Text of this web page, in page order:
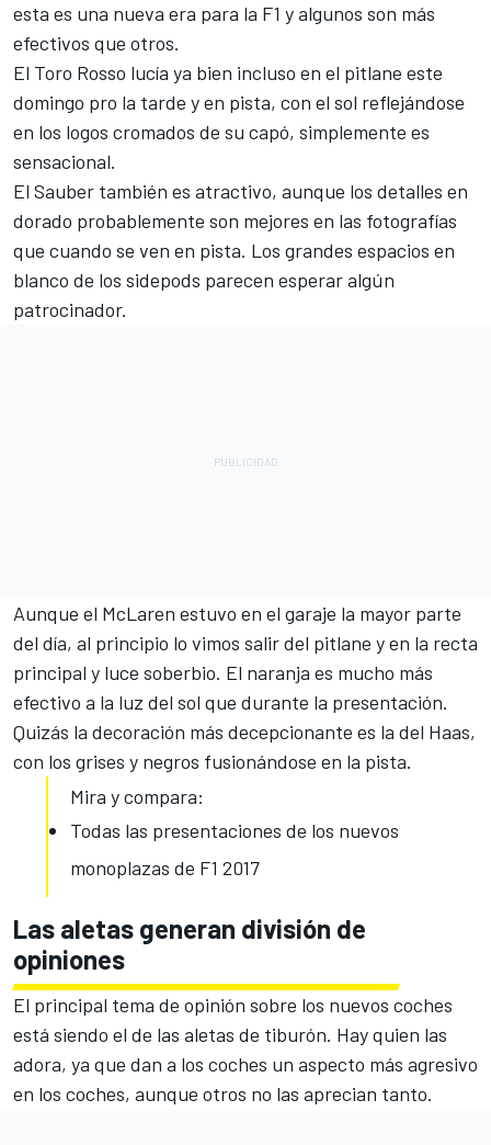
esta es una nueva era para la F1 y algunos son más
efectivos que otros.
El Toro Rosso lucía ya bien incluso en el pitlane este
domingo pro la tarde y en pista, con el sol reflejándose
en los logos cromados de su capó, simplemente es
sensacional.
El Sauber también es atractivo, aunque los detalles en
dorado probablemente son mejores en las fotografías
que cuando se ven en pista. Los grandes espacios en
blanco de los sidepods parecen esperar algún
patrocinador.
Aunque el McLaren estuvo en el garaje la mayor parte
del día, al principio lo vimos salir del pitlane y en la recta
principal y luce soberbio. El naranja es mucho más
efectivo a la luz del sol que durante la presentación.
Quizás la decoración más decepcionante es la del Haas,
con los grises y negros fusionándose en la pista.
Mira y compara:
Todas las presentaciones de los nuevos
monoplazas de F1 2017
Las aletas generan división de
opiniones
El principal tema de opinión sobre los nuevos coches
está siendo el de las aletas de tiburón. Hay quien las
adora, ya que dan a los coches un aspecto más agresivo
en los coches, aunque otros no las aprecian tanto.